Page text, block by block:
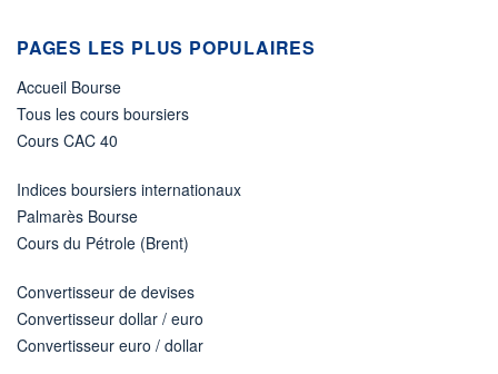
Non éligible
Boursobank
PAGES LES PLUS POPULAIRES
Accueil Bourse
Tous les cours boursiers
Cours CAC 40
Indices boursiers internationaux
Palmarès Bourse
Cours du Pétrole (Brent)
Convertisseur de devises
Convertisseur dollar / euro
Convertisseur euro / dollar